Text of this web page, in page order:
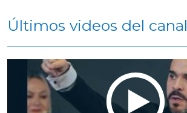
Últimos videos del canal